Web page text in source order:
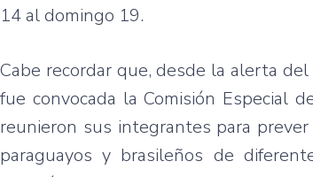
14 al domingo 19.
Cabe recordar que, desde la alerta
fue convocada la Comisión Especial
reunieron sus integrantes para
paraguayos y brasileños de